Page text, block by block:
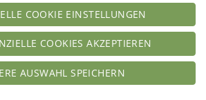
COOKIE EINSTELLUNGEN
COOKIES AKZEPTIEREN
AUSWAHL SPEICHERN